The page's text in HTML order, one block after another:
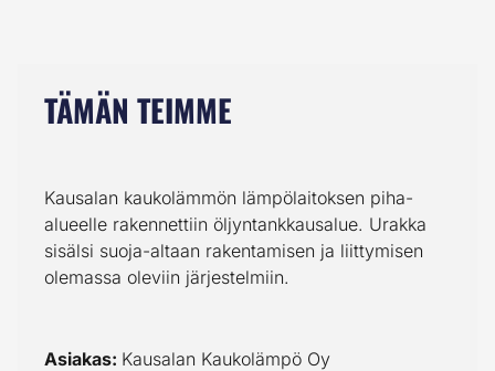
TÄMÄN TEIMME
Kausalan kaukolämmön lämpölaitoksen piha-
alueelle rakennettiin öljyntankkausalue. Urakka
sisälsi suoja-altaan rakentamisen ja liittymisen
olemassa oleviin järjestelmiin.
Asiakas: Kausalan Kaukolämpö Oy